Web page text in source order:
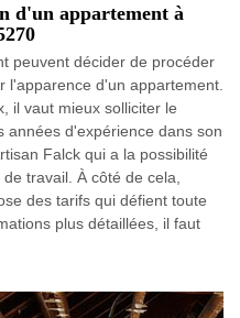
d'un appartement à
peuvent décider de procéder
l'apparence d'un appartement.
il vaut mieux solliciter le
années d'expérience dans son
Falck qui a la possibilité
travail. À côté de cela,
des tarifs qui défient toute
plus détaillées, il faut